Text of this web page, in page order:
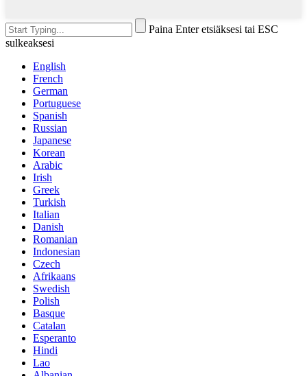
Paina Enter etsiäksesi tai ESC
sulkeaksesi
English
French
German
Portuguese
Spanish
Russian
Japanese
Korean
Arabic
Irish
Greek
Turkish
Italian
Danish
Romanian
Indonesian
Czech
Afrikaans
Swedish
Polish
Basque
Catalan
Esperanto
Hindi
Lao